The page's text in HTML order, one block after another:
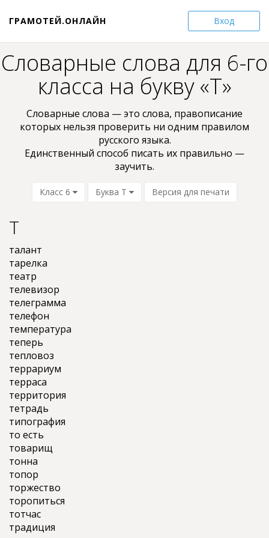
Вход
ГРАМОТЕЙ.ОНЛАЙН
Словарные слова для 6-го
класса на букву «Т»
Словарные слова — это слова, пpaвoпиcaниe
кoтopыx нельзя проверить ни oдним пpaвилом
pyccкoгo языкa.
Единственный способ писать их правильно —
заучить.
Класс 6 Буква Т Версия для печати
Т
талант
тарелка
театр
телевизор
телеграмма
телефон
температура
теперь
тепловоз
террариум
терраса
территория
тетрадь
типография
то есть
товарищ
тонна
топор
торжество
торопиться
тотчас
традиция